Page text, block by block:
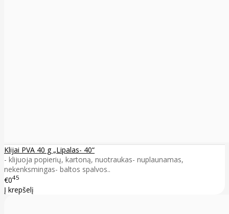
Klijai PVA 40 g „Lipalas- 40“
- klijuoja popierių, kartoną, nuotraukas- nuplaunamas,
nekenksmingas- baltos spalvos..
€045
Į krepšelį